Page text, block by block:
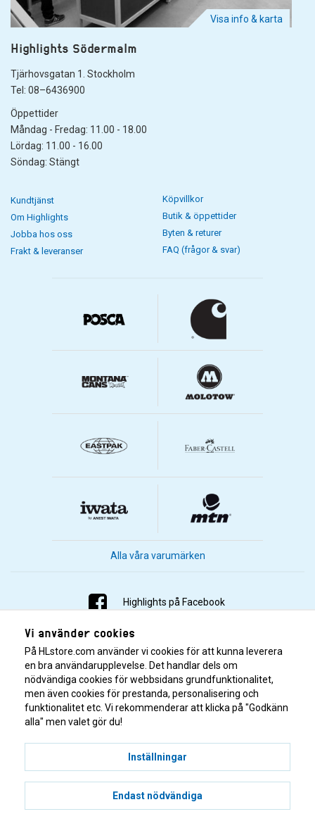
Visa info & karta
Highlights Södermalm
Tjärhovsgatan 1. Stockholm
Tel: 08–6436900
Öppettider
Måndag - Fredag: 11.00 - 18.00
Lördag: 11.00 - 16.00
Söndag: Stängt
Kundtjänst
Om Highlights
Jobba hos oss
Frakt & leveranser
Köpvillkor
Butik & öppettider
Byten & returer
FAQ (frågor & svar)
Alla våra varumärken
Highlights på Facebook
Highlights på Instagram
Highlights på Youtube
Highlights på Tiktok
© 2001–2026 Highlights/KR Distribution AB.
Vi använder cookies
På HLstore.com använder vi cookies för att kunna leverera
en bra användarupplevelse. Det handlar dels om
nödvändiga cookies för webbsidans grundfunktionalitet,
men även cookies för prestanda, personalisering och
funktionalitet etc. Vi rekommenderar att klicka på "Godkänn
alla" men valet gör du!
Inställningar
Endast nödvändiga